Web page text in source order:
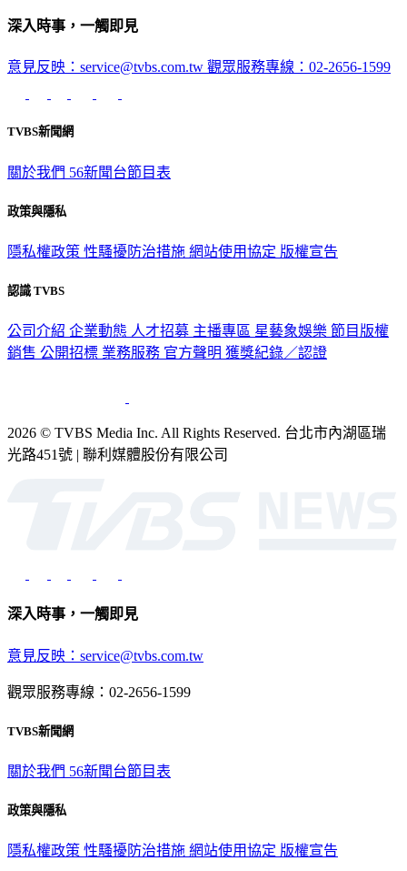
深入時事，一觸即見
意見反映：service@tvbs.com.tw 觀眾服務專線：02-2656-1599
TVBS新聞網
關於我們 56新聞台節目表
政策與隱私
隱私權政策 性騷擾防治措施 網站使用協定 版權宣告
認識 TVBS
公司介紹 企業動態 人才招募 主播專區 星藝象娛樂 節目版權
銷售 公開招標 業務服務 官方聲明 獲獎紀錄／認證
2026 © TVBS Media Inc. All Rights Reserved. 台北市內湖區瑞
光路451號 | 聯利媒體股份有限公司
深入時事，一觸即見
意見反映：service@tvbs.com.tw
觀眾服務專線：02-2656-1599
TVBS新聞網
關於我們 56新聞台節目表
政策與隱私
隱私權政策 性騷擾防治措施 網站使用協定 版權宣告